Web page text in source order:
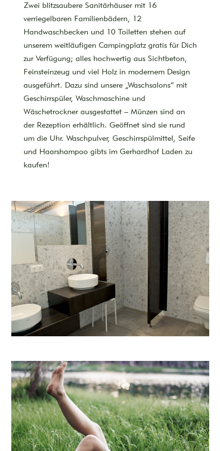
Zwei blitzsaubere Sanitärhäuser mit 16
verriegelbaren Familienbädern, 12
Handwaschbecken und 10 Toiletten stehen auf
unserem weitläufigen Campingplatz gratis für Dich
zur Verfügung; alles hochwertig aus Sichtbeton,
Feinsteinzeug und viel Holz in modernem Design
ausgeführt. Dazu sind unsere „Waschsalons“ mit
Geschirrspüler, Waschmaschine und
Wäschetrockner ausgestattet – Münzen sind an
der Rezeption erhältlich. Geöffnet sind sie rund
um die Uhr. Waschpulver, Geschirrspülmittel, Seife
und Haarshampoo gibts im Gerhardhof Laden zu
kaufen!